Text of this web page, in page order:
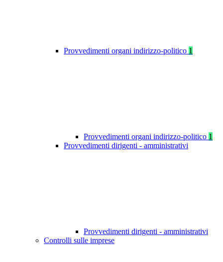
Provvedimenti organi indirizzo-politico 1
Provvedimenti organi indirizzo-politico 1
Provvedimenti dirigenti - amministrativi
Provvedimenti dirigenti - amministrativi
Controlli sulle imprese